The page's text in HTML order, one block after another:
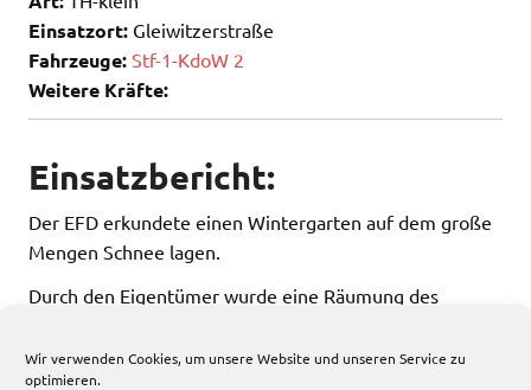
Wir verwenden Cookies, um unsere Website und unseren Service zu
optimieren.
Einsatzort: Gleiwitzerstraße
Fahrzeuge: Stf-1-KdoW 2
Weitere Kräfte:
Einsatzbericht:
Der EFD erkundete einen Wintergarten auf dem große
Mengen Schnee lagen.
Durch den Eigentümer wurde eine Räumung des